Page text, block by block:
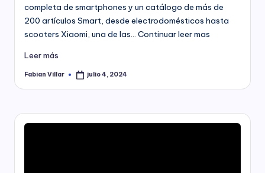
completa de smartphones y un catálogo de más de
200 artículos Smart, desde electrodomésticos hasta
scooters Xiaomi, una de las… Continuar leer mas
Leer más
Publicado
Fabian Villar julio 4, 2024